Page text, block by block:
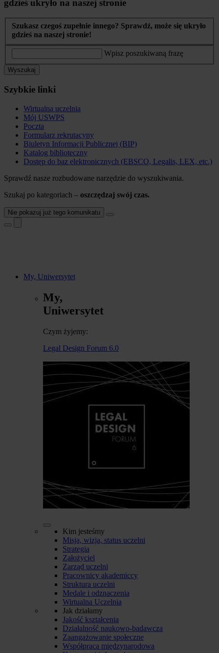
gdzieś ukryło na naszej stronie
Szukasz czegoś zupełnie innego? Sprawdź, może się ukryło
gdzieś na naszej stronie!
Wpisz poszukiwaną frazę
Wyszukaj
Szybkie linki
Wirtualna uczelnia
Mój USWPS
Poczta
Formularz rekrutacyny
Biuletyn Informacji Publicznej (BIP)
Katalog biblioteczny
Dostęp do baz elektronicznych (EBSCO, Legalis, LEX, etc.)
Sprawdź nasze rozbudowane narzędzie do wyszukiwania.
Szukaj po kategoriach – oszczędzaj swój czas.
Nie pokazuj już tego komunikatu
My, Uniwersytet
My,
Uniwersytet
Czym żyjemy:
Legal Design Forum 6.0
Kim jesteśmy
Misja, wizja, status uczelni
Strategia
Założyciel
Zarząd uczelni
Pracownicy akademiccy
Struktura uczelni
Medale i odznaczenia
Wirtualna Uczelnia
Jak działamy
Jakość kształcenia
Działalność naukowo-badawcza
Zaangażowanie społeczne
Współpraca międzynarodowa